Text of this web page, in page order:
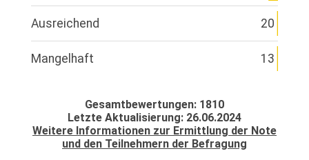
Ausreichend 20
Mangelhaft 13
Gesamtbewertungen: 1810
Letzte Aktualisierung: 26.06.2024
Weitere Informationen zur Ermittlung der Note
und den Teilnehmern der Befragung